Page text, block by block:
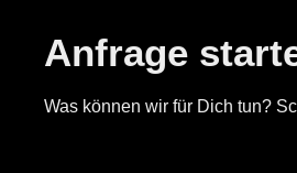
Anfrage
Was können wir für Dich tun?